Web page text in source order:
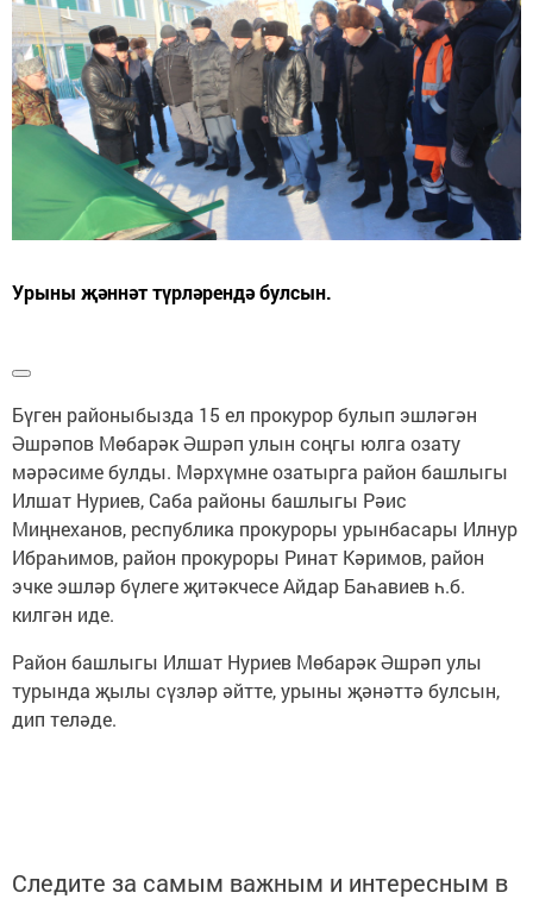
Урыны җәннәт түрләрендә булсын.
Бүген районыбызда 15 ел прокурор булып эшләгән
Әшрәпов Мөбарәк Әшрәп улын соңгы юлга озату
мәрәсиме булды. Мәрхүмне озатырга район башлыгы
Илшат Нуриев, Саба районы башлыгы Рәис
Миңнеханов, республика прокуроры урынбасары Илнур
Ибраһимов, район прокуроры Ринат Кәримов, район
эчке эшләр бүлеге җитәкчесе Айдар Баһавиев һ.б.
килгән иде.
Район башлыгы Илшат Нуриев Мөбарәк Әшрәп улы
турында җылы сүзләр әйтте, урыны җәнәттә булсын,
дип теләде.
Следите за самым важным и интересным в